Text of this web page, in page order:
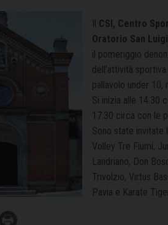
Il CSI, Centro
Oratorio San
il pomeriggio
dell’attività
pallavolo under 10,
Si inizia alle 14.30
17.30 circa con le
Sono state invitate
Volley Tre Fiumi,
Landriano, Don
Trivolzio, Virtus
Pavia e Karate